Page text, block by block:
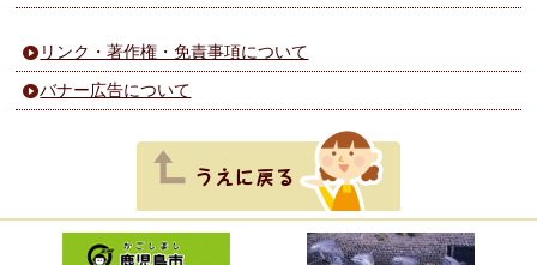
リンク・著作権・免責事項について
バナー広告について